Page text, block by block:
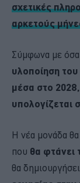
σχετικές
αρκετούς
Σύμφωνα με
υλοποίηση
μέσα στο
υπολογίζεται
Η νέα μονάδα θα
που θα φτάνει
θα